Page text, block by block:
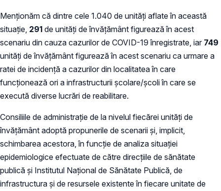
Menționăm că dintre cele 1.040 de unități aflate în această
situație, 291 de unități de învățământ figurează în acest
scenariu din cauza cazurilor de COVID-19 înregistrate, iar 749
unități de învățământ figurează în acest scenariu ca urmare a
ratei de incidență a cazurilor din localitatea în care
funcționează ori a infrastructurii școlare/școli în care se
execută diverse lucrări de reabilitare.
Consiliile de administrație de la nivelul fiecărei unități de
învățământ adoptă propunerile de scenarii și, implicit,
schimbarea acestora, în funcție de analiza situației
epidemiologice efectuate de către direcțiile de sănătate
publică și Institutul Național de Sănătate Publică, de
infrastructura și de resursele existente în fiecare unitate de